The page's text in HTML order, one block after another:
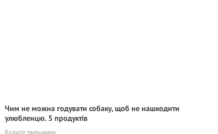
Чим не можна годувати собаку, щоб не нашкодити
улюбленцю. 5 продуктів
Будьте пильними